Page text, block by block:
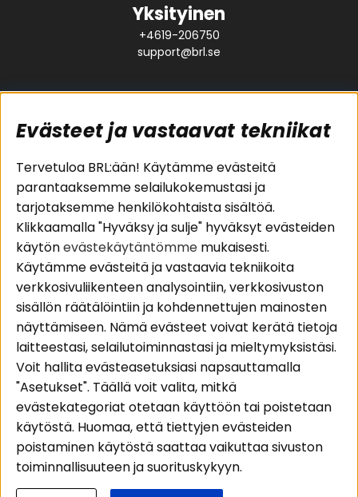
Yksityinen
+4619-206750
support@brl.se
Suositut sivut
Pakettiratkaisut
Autostereot
Kaiuttimet
Päätevahvistimet
Lisätarvikkeet
Kaapelit
Asiakaspalvelu
Evästeet
Huolto- ja
takuutiedot
Ostoehdot
Palautus
Tietosuojapolitiikka
Alueet
Autohifi
Kotihifi
Uutuudet
Seuraa meitä
Instagram
Facebook
Youtube
Tiktok
Evästeet ja vastaavat tekniikat
Tervetuloa BRL:ään! Käytämme evästeitä
parantaaksemme selailukokemustasi ja
tarjotaksemme henkilökohtaista sisältöä.
Klikkaamalla "Hyväksy ja sulje" hyväksyt evästeiden
käytönevästekäytäntömme mukaisesti.
Käytämme evästeitä ja vastaavia tekniikoita
verkkosivuliikenteen analysointiin, verkkosivuston
sisällön räätälöintiin ja kohdennettujen mainosten
näyttämiseen. Nämä evästeet voivat kerätä tietoja
laitteestasi, selailutoiminnastasi ja mieltymyksistäsi.
Voit hallita evästeasetuksiasi napsauttamalla
"Asetukset". Täällä voit valita, mitkä
evästekategoriat otetaan käyttöön tai poistetaan
käytöstä. Huomaa, että tiettyjen evästeiden
poistaminen käytöstä saattaa vaikuttaa sivuston
toiminnallisuuteen ja suorituskykyyn.